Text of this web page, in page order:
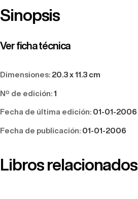
Sinopsis
Ver ficha técnica
Dimensiones: 20.3 x 11.3 cm
Nº de edición: 1
Fecha de última edición: 01-01-2006
Fecha de publicación: 01-01-2006
Libros relacionados